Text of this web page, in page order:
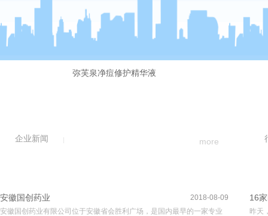
弥芙泉净痘修护精华液
企业新闻 more
2018-08-09
安徽国创药业
安徽国创药业有限公司位于安徽省会胜利广场，是国内最早的一家专业
16
昨天